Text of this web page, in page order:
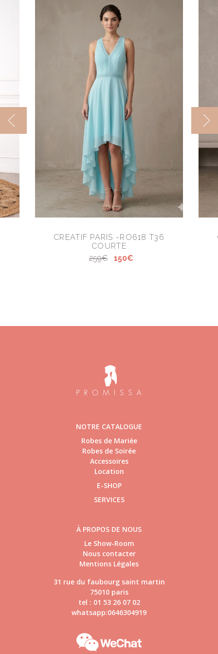
CREATIF PARIS -RO618 T36
COURTE
259€
150€
NOTRE CATALOGUE
Robes de Mariée
Robes de Soirée
Accessoires
Location
E-SHOP
SERVICES
À PROPOS DE NOUS
Le Show-Room
Nous contacter
Mentions Légales
31 rue du faubourg saint martin
75010 paris
tel : 01 53 26 07 02
whatsapp:0646304919